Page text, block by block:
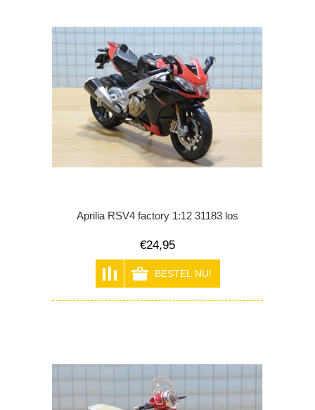
Aprilia RSV4 factory 1:12 31183 los
€24,95